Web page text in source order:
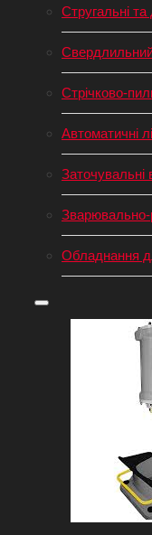
Стругальні
Стрічково-
Автоматичні
Заточувальні
Зварювально-
Обладнання